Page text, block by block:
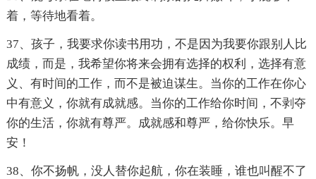
着，等待地看着。
37、孩子，我要求你读书用功，不是因为我要你跟别人比
成绩，而是，我希望你将来会拥有选择的权利，选择有意
义、有时间的工作，而不是被迫谋生。当你的工作在你心
中有意义，你就有成就感。当你的工作给你时间，不剥夺
你的生活，你就有尊严。成就感和尊严，给你快乐。早
安！
38、你不扬帆，没人替你起航，你在装睡，谁也叫醒不了